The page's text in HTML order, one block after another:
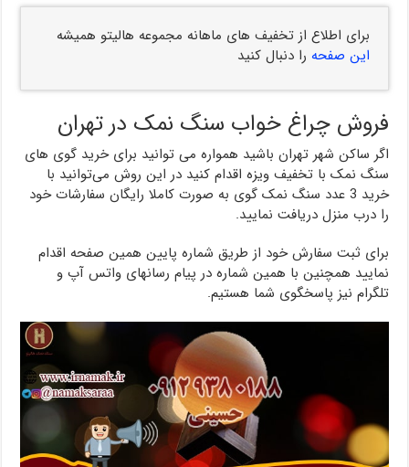
برای اطلاع از تخفیف های ماهانه مجموعه هالیتو همیشه
این صفحه را دنبال کنید
فروش چراغ خواب سنگ نمک در تهران
اگر ساکن شهر تهران باشید همواره می توانید برای خرید گوی های
سنگ نمک با تخفیف ویزه اقدام کنید در این روش می‌توانید با
خرید 3 عدد سنگ نمک گوی به صورت کاملا رایگان سفارشات خود
را درب منزل دریافت نمایید.
برای ثبت سفارش خود از طریق شماره پایین همین صفحه اقدام
نمایید همچنین با همین شماره در پیام رسانهای واتس آپ و
تلگرام نیز پاسخگوی شما هستیم.